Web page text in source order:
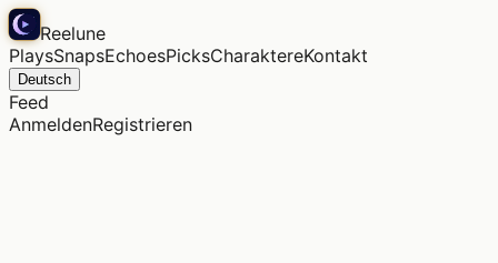
Reelune
PlaysSnapsEchoesPicksCharaktereKontakt
Deutsch
Feed
AnmeldenRegistrieren